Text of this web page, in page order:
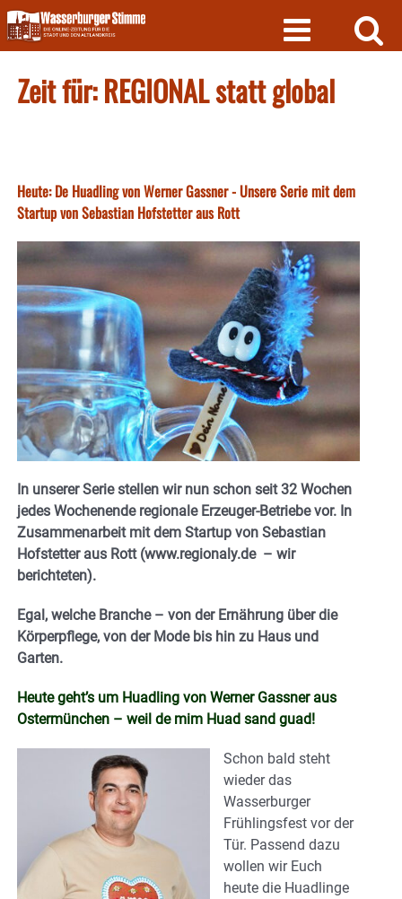
Skip
to
content
Zeit für: REGIONAL statt global
Heute: De Huadling von Werner Gassner - Unsere Serie mit dem
Startup von Sebastian Hofstetter aus Rott
In unserer Serie stellen wir nun schon seit 32 Wochen
jedes Wochenende regionale Erzeuger-Betriebe vor. In
Zusammenarbeit mit dem Startup von Sebastian
Hofstetter aus Rott (www.regionaly.de – wir
berichteten).
Egal, welche Branche – von der Ernährung über die
Körperpflege, von der Mode bis hin zu Haus und
Garten.
Heute geht’s um Huadling von Werner Gassner aus
Ostermünchen – weil de mim Huad sand guad!
Schon bald steht
wieder das
Wasserburger
Frühlingsfest vor der
Tür. Passend dazu
wollen wir Euch
heute die Huadlinge